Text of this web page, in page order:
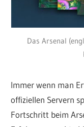
Das Arsenal
Immer wenn man
offiziellen Servern
Fortschritt beim